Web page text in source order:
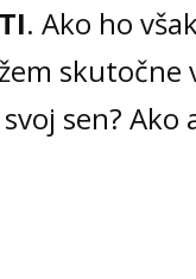
. Ako ho
sen?